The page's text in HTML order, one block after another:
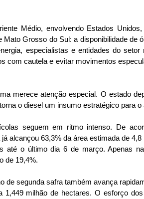
Médio, envolvendo Estados
Mato Grosso do Sul: a disponibilidade de
especialistas e entidades do
com cautela e evitar movimentos
merece atenção especial. O estado
o diesel um insumo estratégico para o
seguem em ritmo intenso. De
alcançou 63,3% da área estimada de
até o último dia 6 de março. Apenas
de 19,4%.
de segunda safra também avança
1,449 milhão de hectares. O esforço